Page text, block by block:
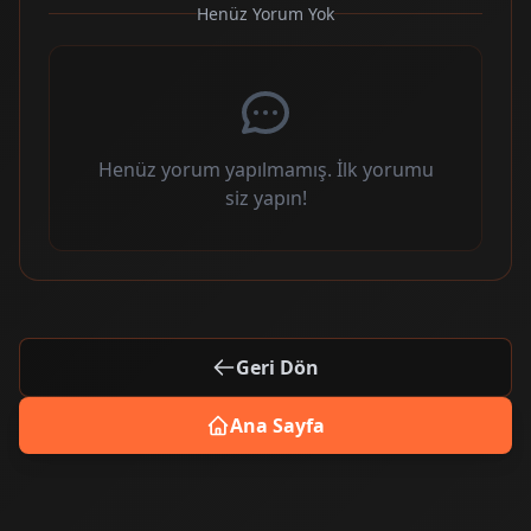
Henüz Yorum Yok
Henüz yorum yapılmamış. İlk yorumu
siz yapın!
Geri Dön
Ana Sayfa